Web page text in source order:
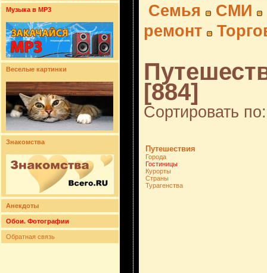
Музыка в MP3
Веселые картинки
Знакомства
Анекдоты
Обои. Фотографии
Обратная связь
Семья
СМИ
ремонт
[884]
Сортировать
Путешествия
Города
Гостиницы
Курорты
Страны
Турагенства